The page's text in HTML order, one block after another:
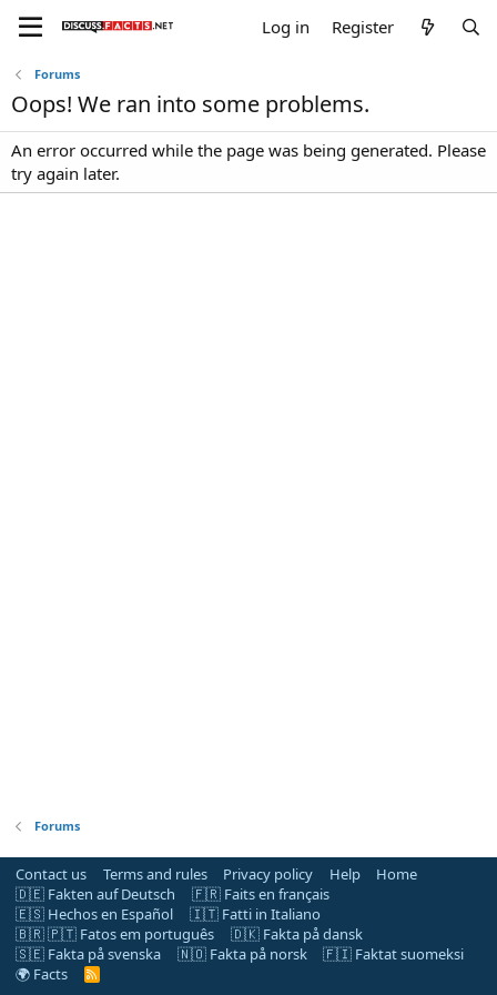
Log in Register
Forums
Oops! We ran into some problems.
An error occurred while the page was being generated. Please
try again later.
Forums
Contact us Terms and rules Privacy policy Help
Home
🇩🇪 Fakten auf Deutsch
🇫🇷 Faits en français
🇪🇸 Hechos en Español
🇮🇹 Fatti in Italiano
🇧🇷 🇵🇹 Fatos em português
🇩🇰 Fakta på dansk
🇸🇪 Fakta på svenska
🇳🇴 Fakta på norsk
🇫🇮 Faktat suomeksi
🌍 Facts
R